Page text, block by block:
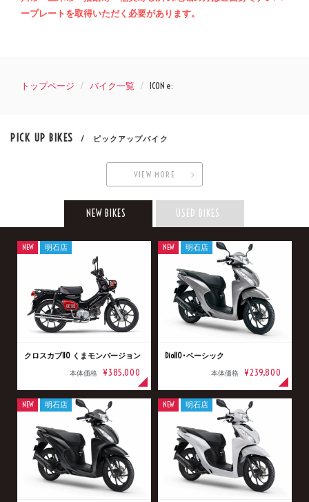
ープレートを取得いただく必要があります。
トップページ バイク一覧 ICON e:
PICK UP BIKES / ピックアップバイク
VIEW MORE
NEW BIKES USED BIKES
クロスカブ110 くまモンバージョン
本体価格 ¥385,000
NEW 明石店
Dio110･ベーシック
本体価格 ¥239,800
NEW 明石店
NEW 明石店 NEW 明石店